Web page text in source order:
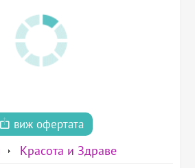
виж офертата
Красота и Здраве